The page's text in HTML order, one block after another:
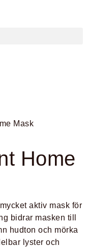
Mask
Home
aktiv mask för
bidrar masken till
hudton och mörka
lyster och